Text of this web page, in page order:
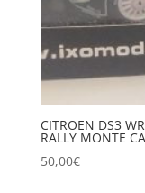
CITROEN DS3
RALLY MONTE
50,00€